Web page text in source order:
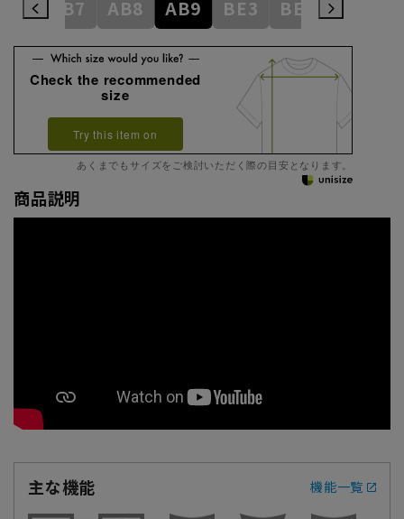
AB7 AB8 AB9 BE3 BE4
Check the recommended
size
Try this item on
あくまでもサイズをご検討いただく際の目安となります。
商品説明
主な機能 機能一覧